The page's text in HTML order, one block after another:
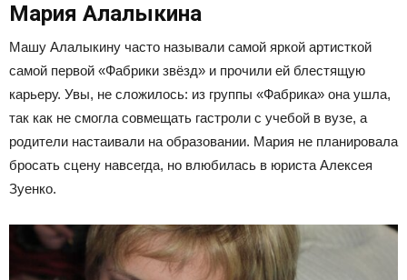
Мария Алалыкина
Машу Алалыкину часто называли самой яркой артисткой
самой первой «Фабрики звёзд» и прочили ей блестящую
карьеру. Увы, не сложилось: из группы «Фабрика» она ушла,
так как не смогла совмещать гастроли с учебой в вузе, а
родители настаивали на образовании. Мария не планировала
бросать сцену навсегда, но влюбилась в юриста Алексея
Зуенко.